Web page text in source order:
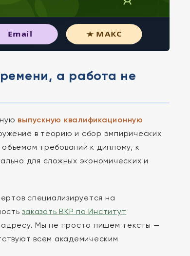
Email ★ МАКС
а работа не
выпускную квалификационную
в теорию и сбор эмпирических
требований к диплому, к
для сложных экономических и
специализируется на
заказать ВКР по Институт
адресу. Мы не просто пишем тексты —
всем академическим